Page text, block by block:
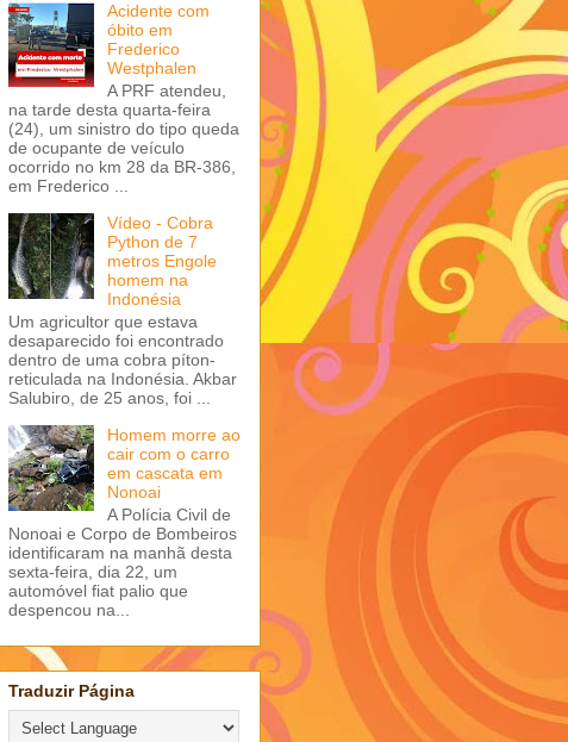
Acidente com
óbito em
Frederico
Westphalen
A PRF atendeu,
na tarde desta quarta-feira
(24), um sinistro do tipo queda
de ocupante de veículo
ocorrido no km 28 da BR-386,
em Frederico ...
Vídeo - Cobra
Python de 7
metros Engole
homem na
Indonésia
Um agricultor que estava
desaparecido foi encontrado
dentro de uma cobra píton-
reticulada na Indonésia. Akbar
Salubiro, de 25 anos, foi ...
Homem morre ao
cair com o carro
em cascata em
Nonoai
A Polícia Civil de
Nonoai e Corpo de Bombeiros
identificaram na manhã desta
sexta-feira, dia 22, um
automóvel fiat palio que
despencou na...
Traduzir Página